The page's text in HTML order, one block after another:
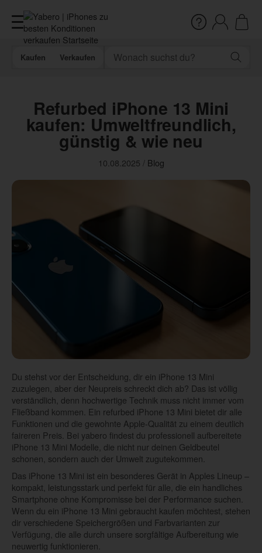
Kaufen Verkaufen
Refurbed iPhone 13 Mini
kaufen: Umweltfreundlich,
günstig & wie neu
10.08.2025 / Blog
Du stehst vor der Entscheidung, dir ein iPhone 13 Mini
zuzulegen, aber der Neupreis schreckt dich ab? Das ist völlig
verständlich, denn hochwertige Technik muss nicht immer vom
Fließband kommen. Ein refurbed iPhone 13 Mini bietet dir alle
Funktionen und die gewohnte Apple-Qualität zu einem deutlich
faireren Preis. Bei yabero findest du professionell aufbereitete
iPhone 13 Mini Modelle, die nicht nur deinen Geldbeutel
schonen, sondern auch der Umwelt zugutekommen.
Das iPhone 13 Mini ist ein besonderes Gerät in Apples Lineup –
kompakt, leistungsstark und perfekt für alle, die ein handliches
Smartphone ohne Kompromisse bei der Performance suchen.
Wenn du ein iPhone 13 Mini gebraucht kaufen möchtest, stehen
dir verschiedene Speichergrößen und Farbvarianten zur
Verfügung, die alle durch unsere sorgfältige Aufbereitung wie
neuwertig funktionieren.